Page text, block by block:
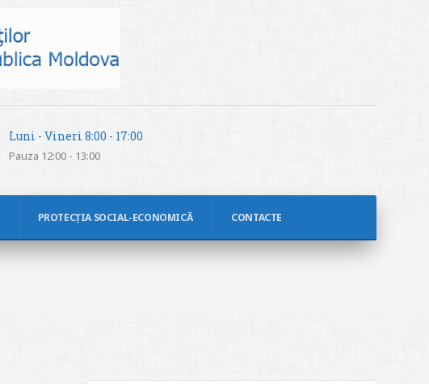
Luni - Vineri 8:00 - 17:00
Pauza 12:00 - 13:00
PROTECȚIA SOCIAL-ECONOMICĂ CONTACTE